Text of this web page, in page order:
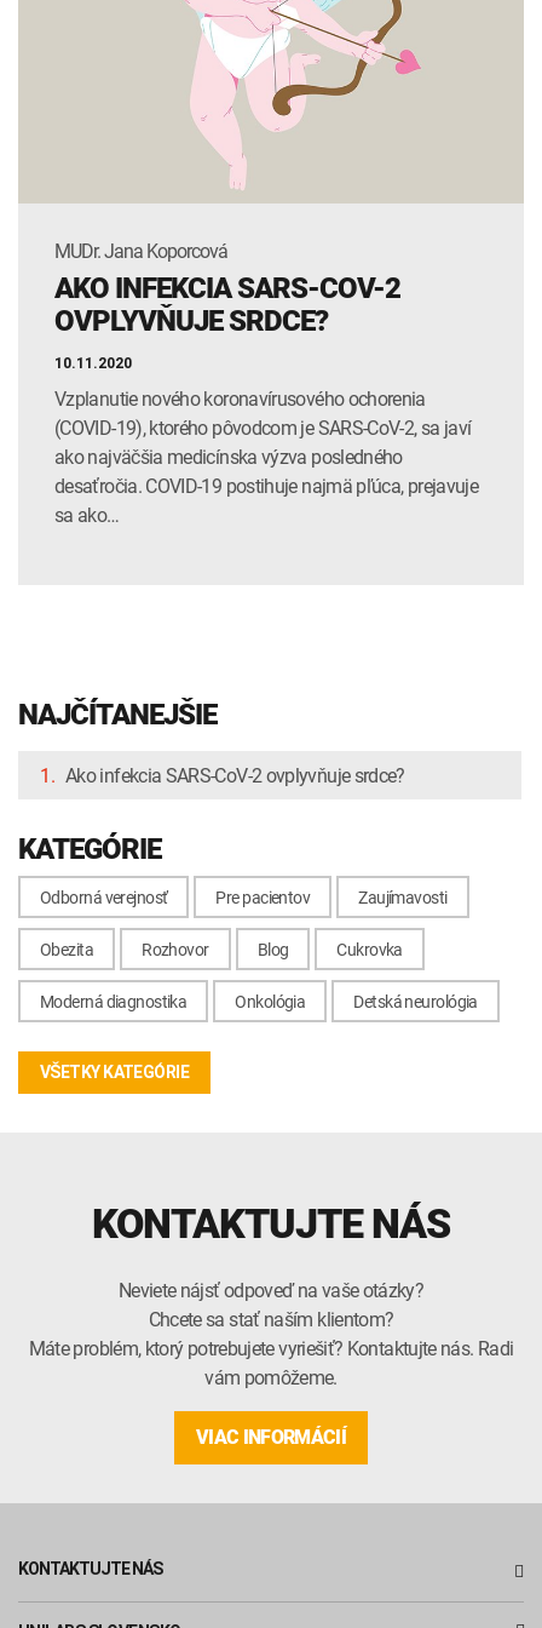
INTOLERANCIA POTRAVÍN Lymská borelióza
Human papillomavirus (HPV)
MUDr. Jana Koporcová
AKO INFEKCIA SARS-COV-2
OVPLYVŇUJE SRDCE?
10.11.2020
Vzplanutie nového koronavírusového ochorenia
(COVID-19), ktorého pôvodcom je SARS-CoV-2, sa javí
ako najväčšia medicínska výzva posledného
desaťročia. COVID-19 postihuje najmä pľúca, prejavuje
sa ako…
NAJČÍTANEJŠIE
1. Ako infekcia SARS-CoV-2 ovplyvňuje srdce?
KATEGÓRIE
Odborná verejnosť Pre pacientov Zaujímavosti
Obezita Rozhovor Blog Cukrovka
Moderná diagnostika Onkológia Detská neurológia
VŠETKY KATEGÓRIE
KONTAKTUJTE NÁS
Neviete nájsť odpoveď na vaše otázky?
Chcete sa stať naším klientom?
Máte problém, ktorý potrebujete vyriešiť? Kontaktujte nás. Radi
vám pomôžeme.
VIAC INFORMÁCIÍ
KONTAKTUJTE NÁS